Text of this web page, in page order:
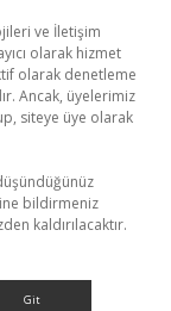
ve İletişim
olarak hizmet
olarak denetleme
Ancak, üyelerimiz
siteye üye olarak
bildirmeniz
kaldırılacaktır.